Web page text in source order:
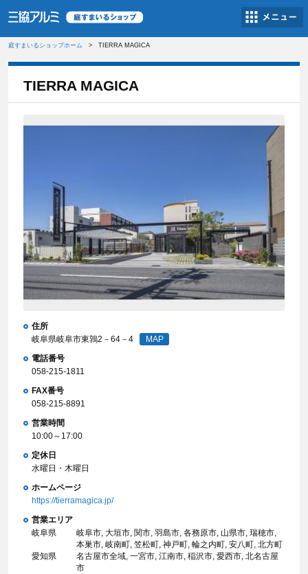
庭すまいるショップホーム TIERRA MAGICA
TIERRA MAGICA
住所
岐阜県岐阜市東鶉2－64－4
MAP
電話番号
058-215-1811
FAX番号
058-215-8891
営業時間
10:00～17:00
定休日
水曜日・木曜日
ホームページ
https://tierramagica.jp/
営業エリア
岐阜県
岐阜市, 大垣市, 関市, 羽島市, 各務原市, 山県市, 瑞穂市,
本巣市, 岐南町, 笠松町, 神戸町, 輪之内町, 安八町, 北方町
愛知県
名古屋市全域, 一宮市, 江南市, 稲沢市, 愛西市, 北名古屋
市